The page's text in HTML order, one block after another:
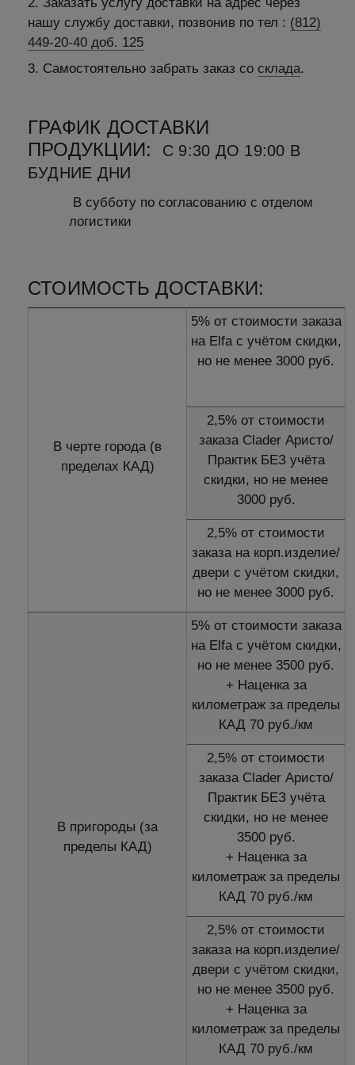
нашу службу доставки, позвонив по тел : (812)
449-20-40 доб. 125
3. Самостоятельно забрать заказ со склада.
ГРАФИК ДОСТАВКИ
ПРОДУКЦИИ:
С 9:30 ДО 19:00 В
БУДНИЕ ДНИ
В субботу по согласованию с отделом
логистики
СТОИМОСТЬ ДОСТАВКИ:
В черте города (в
пределах КАД)
5% от стоимости заказа
на Elfa с учётом скидки,
но не менее 3000 руб.
2,5% от стоимости
заказа Clader Аристо/
Практик БЕЗ учёта
скидки, но не менее
3000 руб.
2,5% от стоимости
заказа на корп.изделие/
двери с учётом скидки,
но не менее 3000 руб.
В пригороды (за
пределы КАД)
5% от стоимости заказа
на Elfa с учётом скидки,
но не менее 3500 руб.
+ Наценка за
километраж за пределы
КАД 70 руб./км
2,5% от стоимости
заказа Clader Аристо/
Практик БЕЗ учёта
скидки, но не менее
3500 руб.
+ Наценка за
километраж за пределы
КАД 70 руб./км
2,5% от стоимости
заказа на корп.изделие/
двери с учётом скидки,
но не менее 3500 руб.
+ Наценка за
километраж за пределы
КАД 70 руб./км